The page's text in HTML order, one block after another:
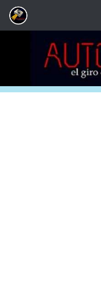
Saltar al contenido